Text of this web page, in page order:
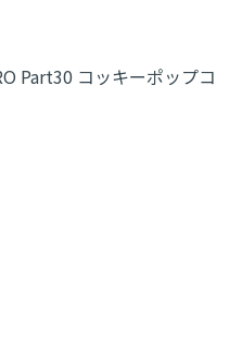
Part30 コッキーポップコ